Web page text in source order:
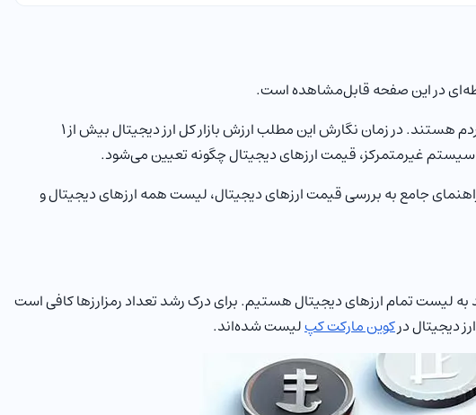
در این صفحه قابل‌مشاهده است.
ارزهای دیجیتال با ماهیت غیرمتمرکز و استفاده از تکنولوژی‌های نوآورانه در حال ایجاد تحول در بخش‌های مختلف زندگی روزمره مردم هستند. در زمان نگارش این مطلب ارزش بازار کل ارز دیجیتال بیش از 1
غیرمتمرکز، قیمت ارزهای دیجیتال چگونه تعیین می‌شود.
جامع به بررسی قیمت ارزهای دیجیتال، لیست همه ارزهای دیجیتال و
لیست تمام ارزهای دیجیتال هستیم. برای درک رشد تعداد رمزارزها کافی است
کوین مارکت کپلیست شده‌اند.